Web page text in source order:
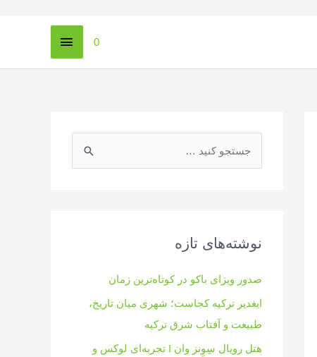
فهرست
اصلی
0
ی
نوشته‌های تازه
صدور ویزای باکو در کوتاه‌ترین زمان
ایغدیر ترکیه کجاست؛ شهری میان تاریخ،
طبیعت و آفتاب شرق ترکیه
هتل رویال سِوِنز وان l تجربه‌ای لوکس و